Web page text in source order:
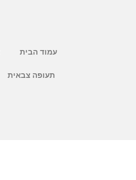
עמוד הבית
תעופה צבאית